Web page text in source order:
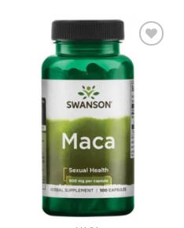
Kívánságlistához
adás